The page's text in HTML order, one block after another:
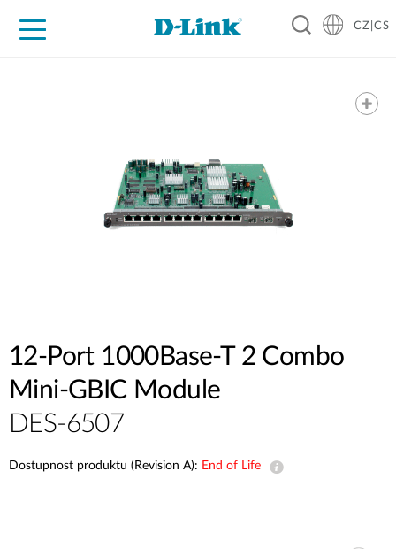
CZ|CS
12-Port 1000Base-T 2 Combo
Mini-GBIC Module
DES-6507
Dostupnost produktu (Revision A): End of Life